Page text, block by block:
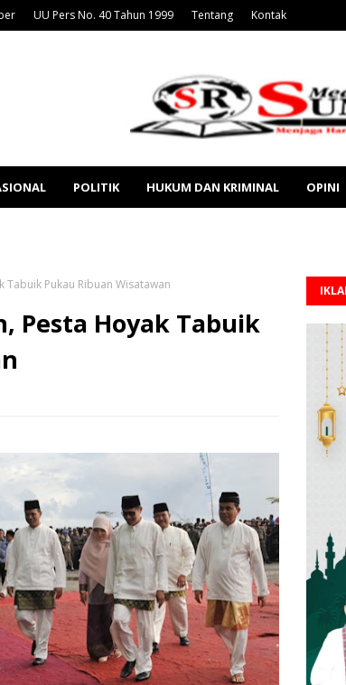
UU Pers No. 40 Tahun 1999 Tentang Kontak
POLITIK HUKUM DAN KRIMINAL OPINI
Pukau Ribuan Wisatawan
Pesta Hoyak Tabuik